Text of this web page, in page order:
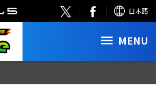
日本語
MENU